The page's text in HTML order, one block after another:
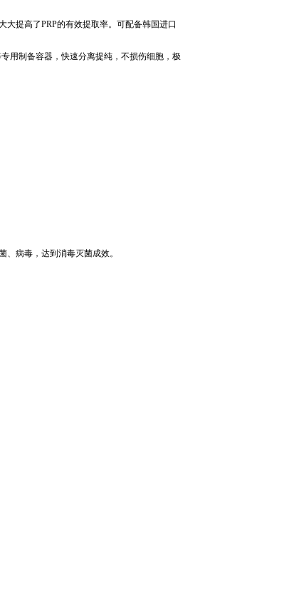
大提高了PRP的有效提取率。可配备韩国进口
用制备容器 ，快速分离提纯，不损伤细胞， 极
病毒，达到消毒灭菌成效。